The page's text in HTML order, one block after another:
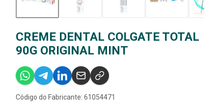
CREME DENTAL COLGATE TOTAL
90G ORIGINAL MINT
Código do Fabricante: 61054471